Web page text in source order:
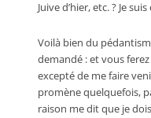
Juive d’hier, etc. ? Je suis
Voilà bien du
demandé : et vous
excepté de me faire
promène quelquefois,
raison me dit que je